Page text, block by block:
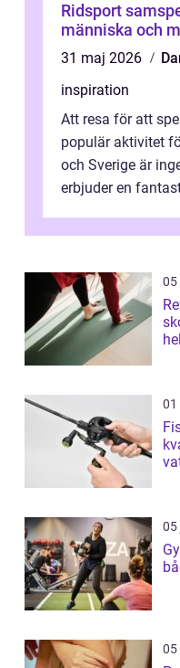
Ridsport samspelet mellan häst,
människa och
31 maj 2026
inspiration
Att resa för att
populär aktivitet
och Sverige är
erbjuder en
05
01
05
05